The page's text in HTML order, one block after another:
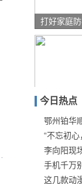
打好家庭
翻身之作
今日热点
鄂州铂华
“不忘初
李向阳现
手机千万
这几款动